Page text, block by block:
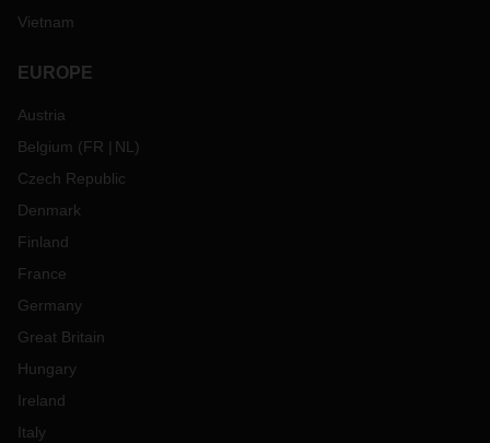
Vietnam
EUROPE
Austria
Belgium (FR NL )
Czech Republic
Denmark
Finland
France
Germany
Great Britain
Hungary
Ireland
Italy